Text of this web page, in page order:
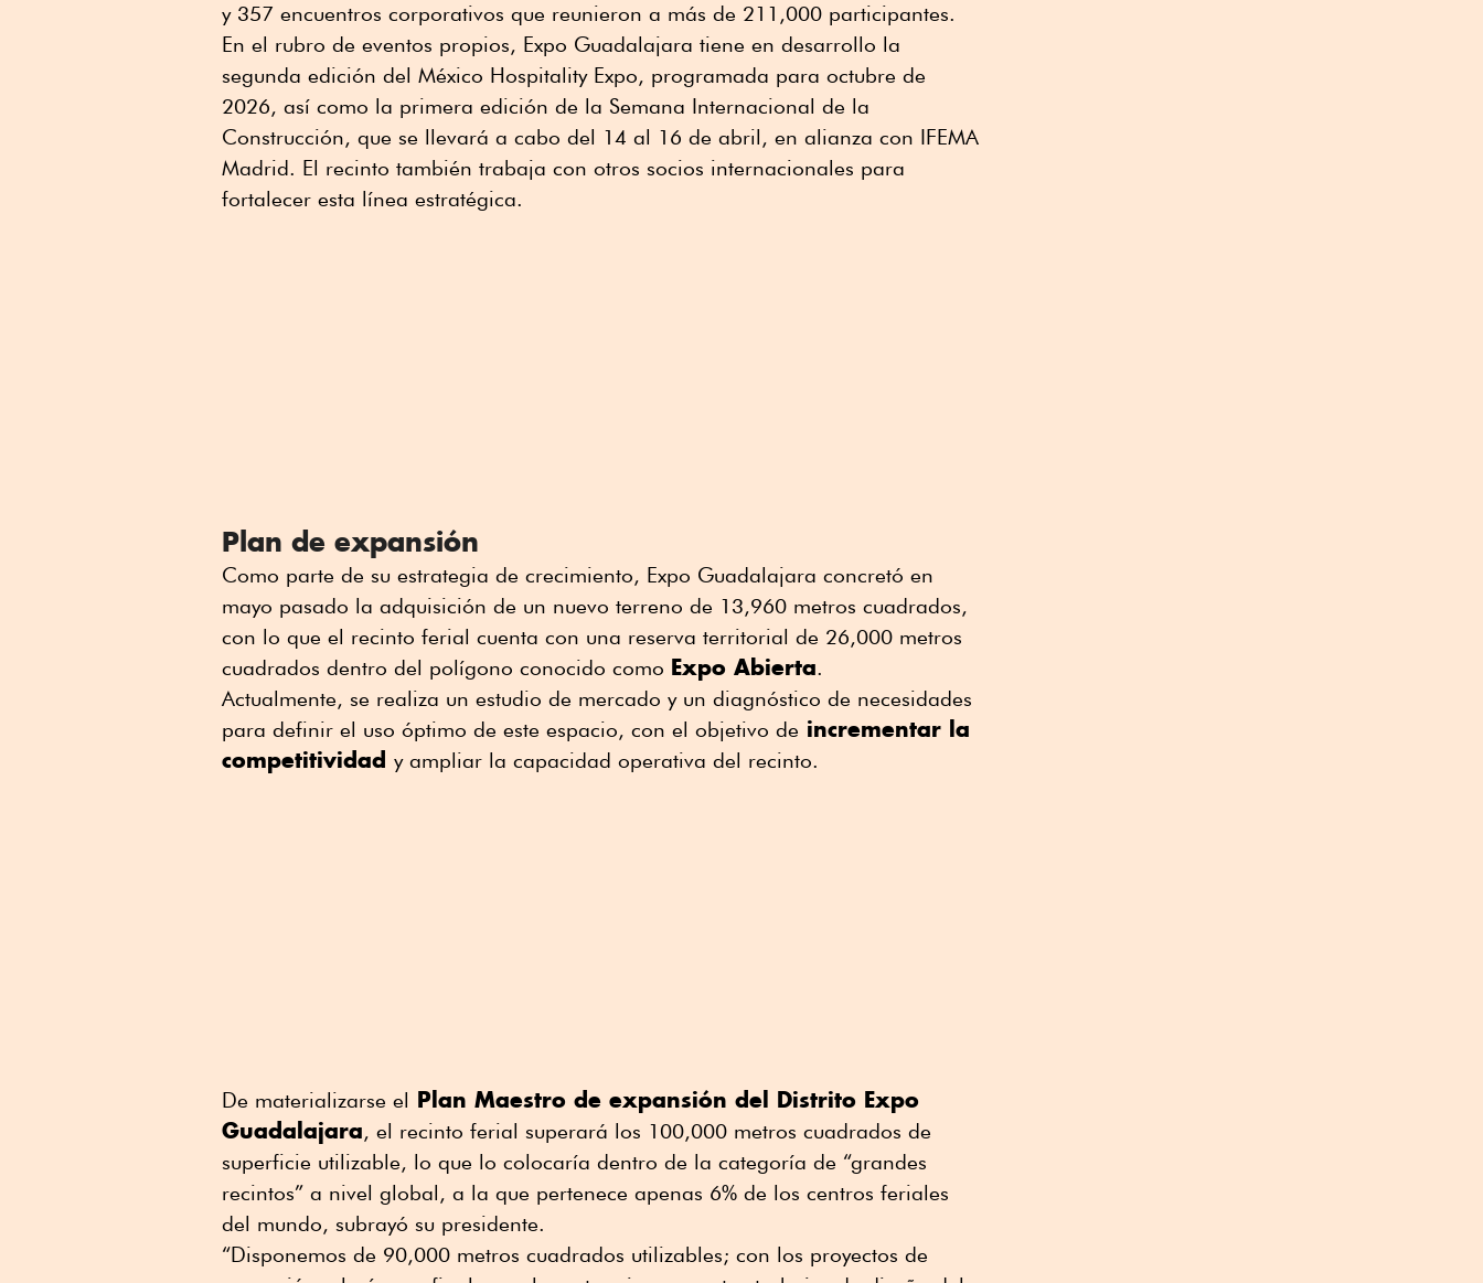
y 357 encuentros corporativos que reunieron a más de 211,000 participantes.
En el rubro de eventos propios, Expo Guadalajara tiene en desarrollo la
segunda edición del México Hospitality Expo, programada para octubre de
2026, así como la primera edición de la Semana Internacional de la
Construcción, que se llevará a cabo del 14 al 16 de abril, en alianza con IFEMA
Madrid. El recinto también trabaja con otros socios internacionales para
fortalecer esta línea estratégica.
Plan de expansión
Como parte de su estrategia de crecimiento, Expo Guadalajara concretó en
mayo pasado la adquisición de un nuevo terreno de 13,960 metros cuadrados,
con lo que el recinto ferial cuenta con una reserva territorial de 26,000 metros
cuadrados dentro del polígono conocido como Expo Abierta.
Actualmente, se realiza un estudio de mercado y un diagnóstico de necesidades
para definir el uso óptimo de este espacio, con el objetivo de incrementar la
competitividad y ampliar la capacidad operativa del recinto.
De materializarse el Plan Maestro de expansión del Distrito Expo
Guadalajara, el recinto ferial superará los 100,000 metros cuadrados de
superficie utilizable, lo que lo colocaría dentro de la categoría de “grandes
recintos” a nivel global, a la que pertenece apenas 6% de los centros feriales
del mundo, subrayó su presidente.
“Disponemos de 90,000 metros cuadrados utilizables; con los proyectos de